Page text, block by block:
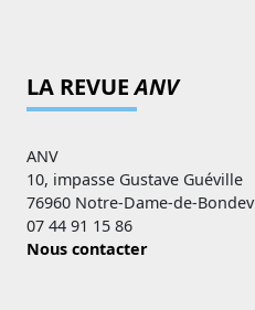
LA REVUEANV
ANV
10, impasse Gustave Guéville
76960 Notre-Dame-de-
07 44 91 15 86
Nous contacter